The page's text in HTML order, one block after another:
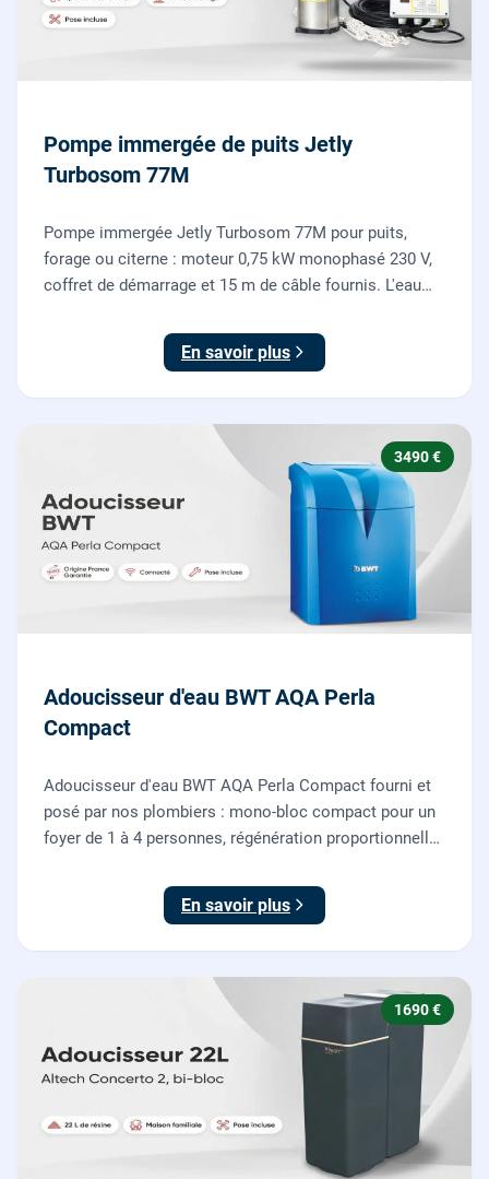
Pompe immergée de puits Jetly
Turbosom 77M
Pompe immergée Jetly Turbosom 77M pour puits,
forage ou citerne : moteur 0,75 kW monophasé 230 V,
coffret de démarrage et 15 m de câble fournis. L'eau
et posée par nos plombiers.
En savoir plus
3490 €
Adoucisseur d'eau BWT AQA Perla
Compact
Adoucisseur d'eau BWT AQA Perla Compact fourni et
posé par nos plombiers : mono-bloc compact pour un
foyer de 1 à 4 personnes, régénération proportionnelle
toute la maison du calcaire.
En savoir plus
1690 €